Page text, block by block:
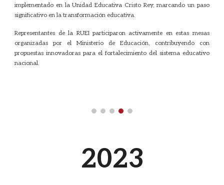
implementado en la Unidad Educativa Cristo Rey, marcando un paso
significativo en la transformación educativa.
Representantes de la RUEI participaron activamente en estas mesas
organizadas por el Ministerio de Educación, contribuyendo con
propuestas innovadoras para el fortalecimiento del sistema educativo
nacional.
2023